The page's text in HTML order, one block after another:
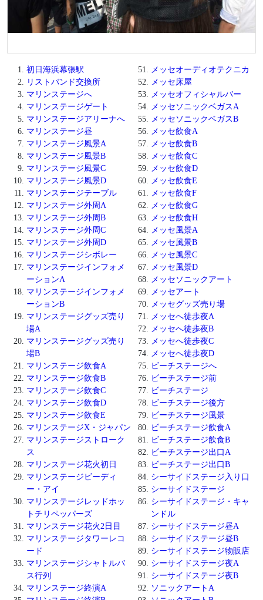
初日海浜幕張駅
リストバンド交換所
マリンステージへ
マリンステージゲート
マリンステージアリーナへ
マリンステージ昼
マリンステージ風景A
マリンステージ風景B
マリンステージ風景C
マリンステージ風景D
マリンステージテーブル
マリンステージ外周A
マリンステージ外周B
マリンステージ外周C
マリンステージ外周D
マリンステージシボレー
マリンステージインフォメ
ーションA
マリンステージインフォメ
ーションB
マリンステージグッズ売り
場A
マリンステージグッズ売り
場B
マリンステージ飲食A
マリンステージ飲食B
マリンステージ飲食C
マリンステージ飲食D
マリンステージ飲食E
マリンステージX・ジャパン
マリンステージストローク
ス
マリンステージ花火初日
マリンステージビーディ
ー・アイ
マリンステージレッドホッ
トチリペッパーズ
マリンステージ花火2日目
マリンステージタワーレコ
ード
マリンステージシャトルバ
ス行列
マリンステージ終演A
メッセオーディオテクニカ
メッセ床屋
メッセオフィシャルバー
メッセソニックベガスA
メッセソニックベガスB
メッセ飲食A
メッセ飲食B
メッセ飲食C
メッセ飲食D
メッセ飲食E
メッセ飲食F
メッセ飲食G
メッセ飲食H
メッセ風景A
メッセ風景B
メッセ風景C
メッセ風景D
メッセソニックアート
メッセアート
メッセグッズ売り場
メッセへ徒歩夜A
メッセへ徒歩夜B
メッセへ徒歩夜C
メッセへ徒歩夜D
ビーチステージへ
ビーチステージ前
ビーチステージ
ビーチステージ後方
ビーチステージ風景
ビーチステージ飲食A
ビーチステージ飲食B
ビーチステージ出口A
ビーチステージ出口B
シーサイドステージ入り口
シーサイドステージ
シーサイドステージ・キャ
ンドル
シーサイドステージ昼A
シーサイドステージ昼B
シーサイドステージ物販店
シーサイドステージ夜A
シーサイドステージ夜B
ソニックアートA